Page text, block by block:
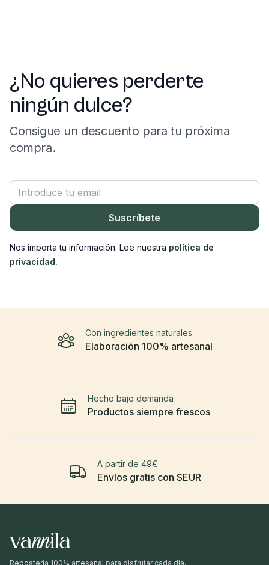
¿No quieres perderte
ningún dulce?
Consigue un descuento para tu próxima
compra.
Correo electrónico
Suscríbete
Nos importa tu información. Lee nuestra política de
privacidad.
Elaboración 100% artesanal
Con ingredientes naturales
Productos siempre frescos
Hecho bajo demanda
Envíos gratis con SEUR
A partir de 49€
Repostería 100% artesanal para disfrutar cada día.